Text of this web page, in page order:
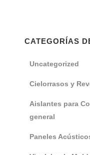
CATEGORÍAS
Uncategorized
Cielorrasos y
Aislantes para
general
Paneles